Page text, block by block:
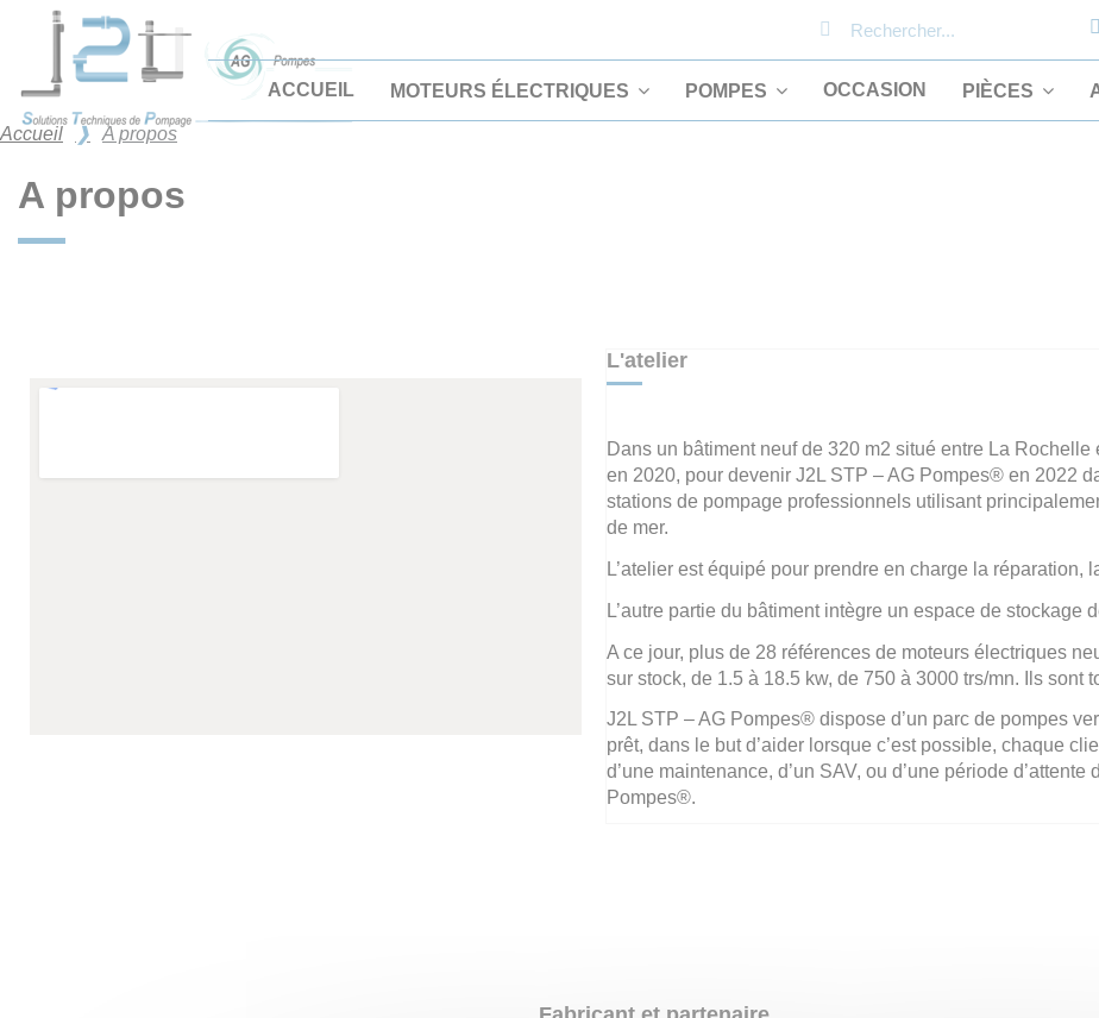
ACCUEIL MOTEURS ÉLECTRIQUES POMPES OCCASION PIÈCES
Accueil A propos
A propos
L'atelier
Dans un bâtiment neuf de 320 m2 situé entre La
en 2020, pour devenir J2L STP – AG Pompes® en 2022
stations de pompage professionnels utilisant
de mer.
L’atelier est équipé pour prendre en charge la réparation,
L’autre partie du bâtiment intègre un espace de
A ce jour, plus de 28 références de moteurs électriques
sur stock, de 1.5 à 18.5 kw, de 750 à 3000 trs/mn. Ils sont
J2L STP – AG Pompes® dispose d’un parc de pompes
prêt, dans le but d’aider lorsque c’est possible, chaque
d’une maintenance, d’un SAV, ou d’une période
Pompes®.
Panneau de gestion des cookies